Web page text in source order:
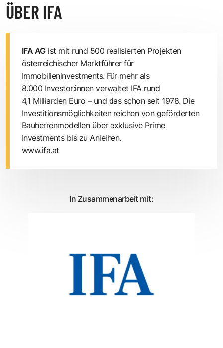
ÜBER IFA
IFA AG ist mit rund 500 realisierten Projekten
österreichischer Marktführer für
Immobilieninvestments. Für mehr als
8.000 Investor:innen verwaltet IFA rund
4,1 Milliarden Euro – und das schon seit 1978. Die
Investitionsmöglichkeiten reichen von geförderten
Bauherrenmodellen über exklusive Prime
Investments bis zu Anleihen.
www.ifa.at
In Zusammenarbeit mit: